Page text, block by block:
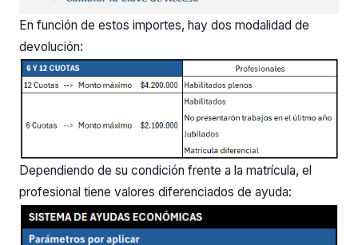
En función de estos importes, hay dos modalidad de
devolución:
Dependiendo de su condición frente a la matrícula, el
profesional tiene valores diferenciados de ayuda: